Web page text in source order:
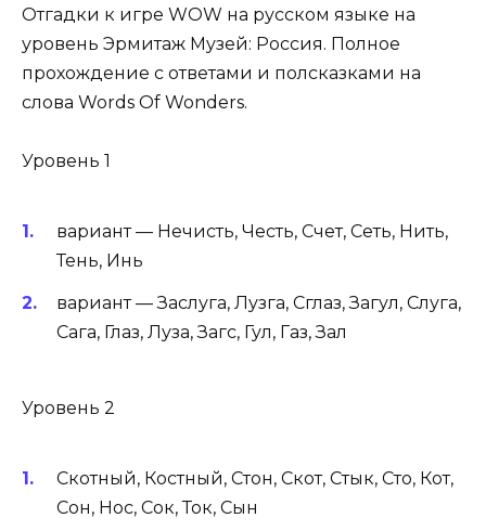
Отгадки к игре WOW на русском языке на
уровень Эрмитаж Музей: Россия. Полное
прохождение с ответами и полсказками на
слова Words Of Wonders.
Уровень 1
вариант — Нечисть, Честь, Счет, Сеть, Нить,
Тень, Инь
вариант — Заслуга, Лузга, Сглаз, Загул, Слуга,
Сага, Глаз, Луза, Загс, Гул, Газ, Зал
Уровень 2
Скотный, Костный, Стон, Скот, Стык, Сто, Кот,
Сон, Нос, Сок, Ток, Сын